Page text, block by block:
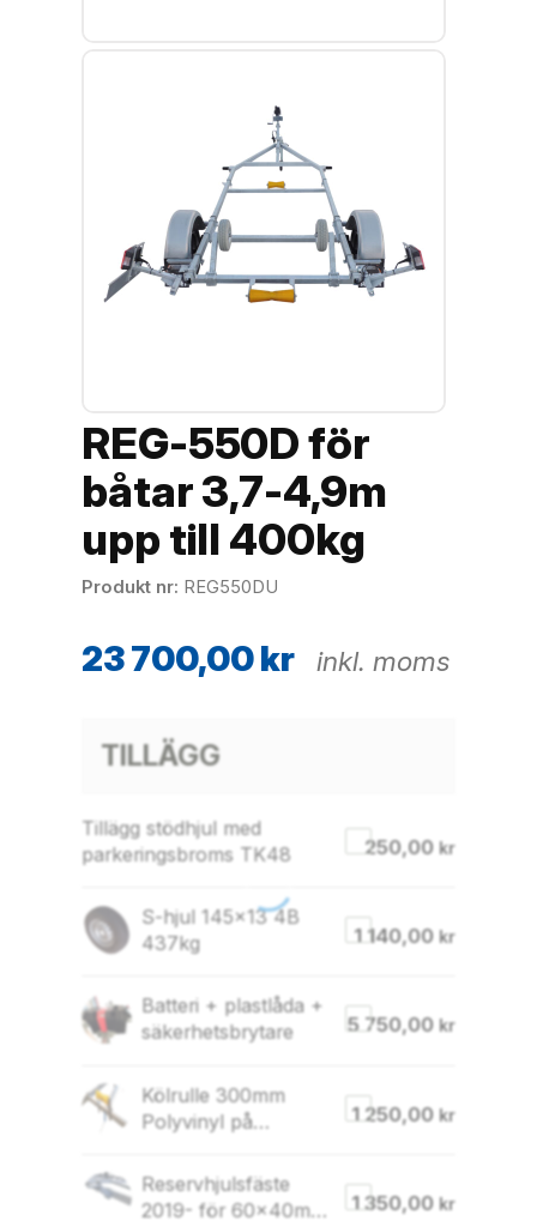
REG-550D för
båtar 3,7-4,9m
upp till 400kg
Produkt nr REG550DU
23 700,00kr inkl. moms
TILLÄGG
Tillägg stödhjul med
parkeringsbroms TK48
250,00 kr
S-hjul 145×13 4B
437kg
1 140,00 kr
Batteri + plastlåda +
säkerhetsbrytare
5 750,00 kr
Kölrulle 300mm
Polyvinyl på
60×40 rör)
1 250,00 kr
Reservhjulsfäste
2019- för 60x40mm
1 350,00 kr